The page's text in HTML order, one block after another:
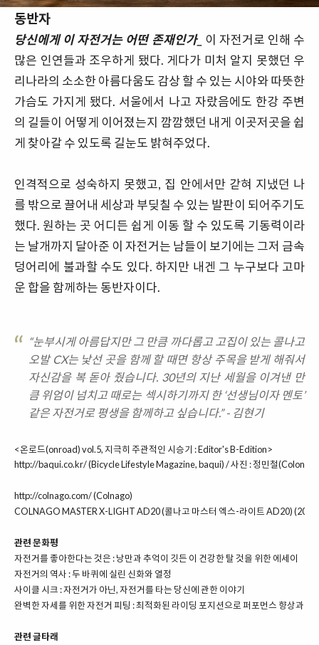
동반자
당신에게 이 자전거는 어떤 존재인가_ 이 자전거로 인해 수
많은 인연들과 조우하게 됐다. 게다가 미처 알지 못했던 우
리나라의 소소한 아름다움도 감상 할 수 있는 시야와 따뜻한
가슴도 가지게 됐다. 서울에서 나고 자랐음에도 한강 주변
의 길들이 어떻게 이어졌는지 깜깜했던 내게 이곳저곳을 쉽
게 찾아갈 수 있도록 길눈도 밝혀주었다.
인격적으로 성숙하지 못했고, 집 안에서만 갇혀 지냈던 나
를 밖으로 끌어내 세상과 부딪칠 수 있는 발판이 되어주기도
했다. 원하는 곳 어디든 쉽게 이동 할 수 있도록 기동력이라
는 날개까지 달아준 이 자전거는 남들이 보기에는 그저 금속
덩어리에 불과할 수도 있다. 하지만 내겐 그 누구보다 고마
운 합을 함께하는 동반자이다.
“눈부시게 아름답지만 그 만큼 까다롭고 고집이 있는 콜나고
오발 CX는 낯선 곳을 함께 할 때면 항상 주목을 받게 해줘서
자신감을 복 돋아 줬습니다. 30년의 지난 세월을 이겨낸 만
큼 위엄이 넘치고 때로는 섹시하기까지 한 ‘선생님이자 멘토’
같은 자전거로 평생을 함께하고 싶습니다.” - 김현기
<온로드(onroad) vol.5, 지극히 주관적인 시승기 : Editor's B-Edition>
http://baqui.co.kr/(Bicycle Lifestyle Magazine, baqui) / 사진 : 정민철(Colon :D)
http://colnago.com/(Colnago)
COLNAGO MASTER X-LIGHT AD20 (콜나고 마스터 엑스-라이트 AD20) (2003)
관련 문화평
자전거를 좋아한다는 것은 : 낭만과 추억이 깃든 이 건강한 탈 것을 위한 에세이
자전거의 역사 : 두 바퀴에 실린 신화와 열정
사이클 시크 : 자전거가 아닌, 자전거를 타는 당신에 관한 이야기
완벽한 자세를 위한 자전거 피팅 :최적화된 라이딩 포지션으로 퍼포먼스 향상과 부
관련 글타래